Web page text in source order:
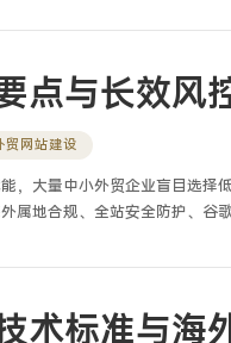
过信创专项核验。结合五年政
、全链路国产化安全闭环搭建
点与长效风
贸网站建设
，大量中小外贸企业盲目选择
属地合规、全站安全防护、谷
、轻技术，重成本、轻风控。
术标准与海